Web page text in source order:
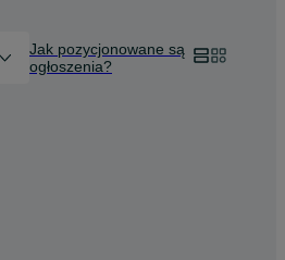
Jak pozycjonowane są
ogłoszenia?